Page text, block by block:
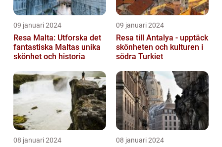
09 januari 2024
Resa Malta: Utforska det
fantastiska Maltas unika
skönhet och historia
09 januari 2024
Resa till Antalya - upptäck
skönheten och kulturen i
södra Turkiet
08 januari 2024 08 januari 2024